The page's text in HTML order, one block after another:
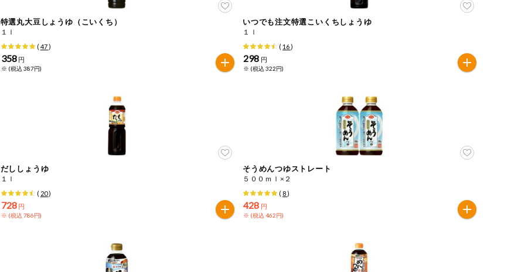
特選丸大豆しょうゆ（こいくち）
１ｌ
( 47)
358 円
※ (税込 387円)
いつでも注文特選こいくちしょうゆ
１ｌ
( 16)
298 円
※ (税込 322円)
だししょうゆ
１ｌ
( 20)
728 円
※ (税込 786円)
そうめんつゆストレート
５００ｍｌ×２
( 8)
428 円
※ (税込 462円)